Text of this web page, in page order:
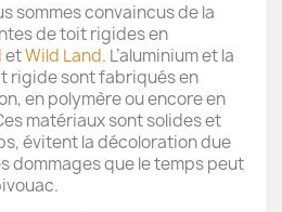
sommes convaincus de la
de toit rigides en
etWild Land. L’aluminium et la
rigide sont fabriqués en
en polymère ou encore en
matériaux sont solides et
évitent la décoloration due
dommages que le temps peut